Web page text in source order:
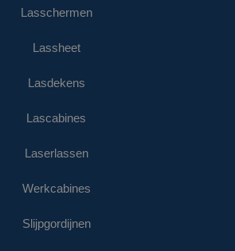
Lasschermen
Lassheet
Lasdekens
Lascabines
Laserlassen
Werkcabines
Slijpgordijnen